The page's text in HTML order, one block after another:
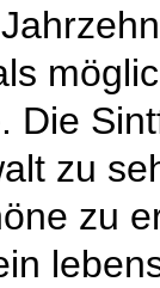
Die
zu
zu